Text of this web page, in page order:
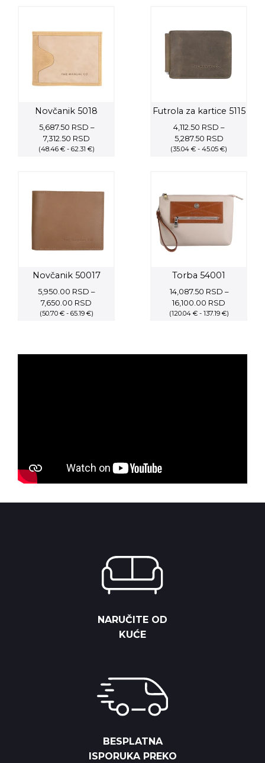
Novčanik 5018
5,687.50 RSD –
7,312.50 RSDPrice
range:
(48.46 € - 62.31 €)
Futrola za kartice 5115
4,112.50 RSD –
5,287.50 RSDPrice
range:
(35.04 € - 45.05 €)
Novčanik 50017
5,950.00 RSD –
7,650.00 RSD
range:
(50.70 € - 65.19 €)
Torba 54001
14,087.50 RSD –
16,100.00 RSD
range:
(120.04 € - 137.19 €)
NARUČITE OD
KUĆE
BESPLATNA
ISPORUKA PREKO